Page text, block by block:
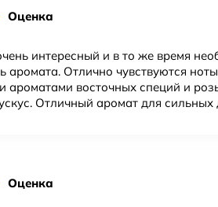
Мужской
Оценка
интересный и в то же время
аромата. Отлично чувствуются
ароматами восточных специй и
Отличный аромат для
Оценка